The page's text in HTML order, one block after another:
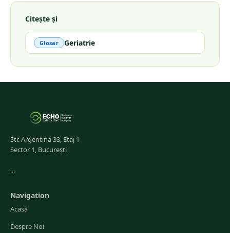
Citește și
Glosar Geriatrie
Str. Argentina 33, Etaj 1
Sector 1, București
...
Navigation
Acasă
Despre Noi